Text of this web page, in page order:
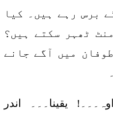
برس رہے ہیں۔ کیا
ٹھہر سکتے ہیں؟
میں آگے جانے
یقینا۔۔۔ اندر